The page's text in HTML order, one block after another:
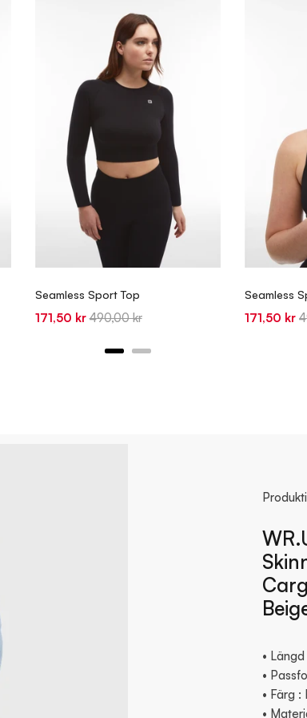
Seamless Sport Top
Sale
171,50 krOriginal
490,00 kr
Seamless
Sale
171,50 kr
•
•
• Färg :
•